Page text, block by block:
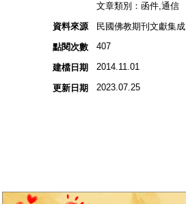
文章類別：函件,通信
資料來源
民國佛教期刊文獻集
點閱次數
407
建檔日期 2014.11.01
更新日期 2023.07.25